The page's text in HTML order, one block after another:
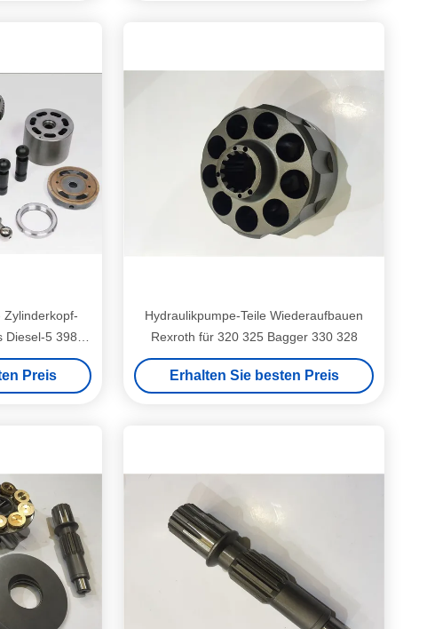
Zylinderkopf-
5 398 -
Preis
Hydraulikpumpe-Teile Wiederaufbauen
Rexroth für 320 325 Bagger 330 328
Erhalten Sie besten Preis